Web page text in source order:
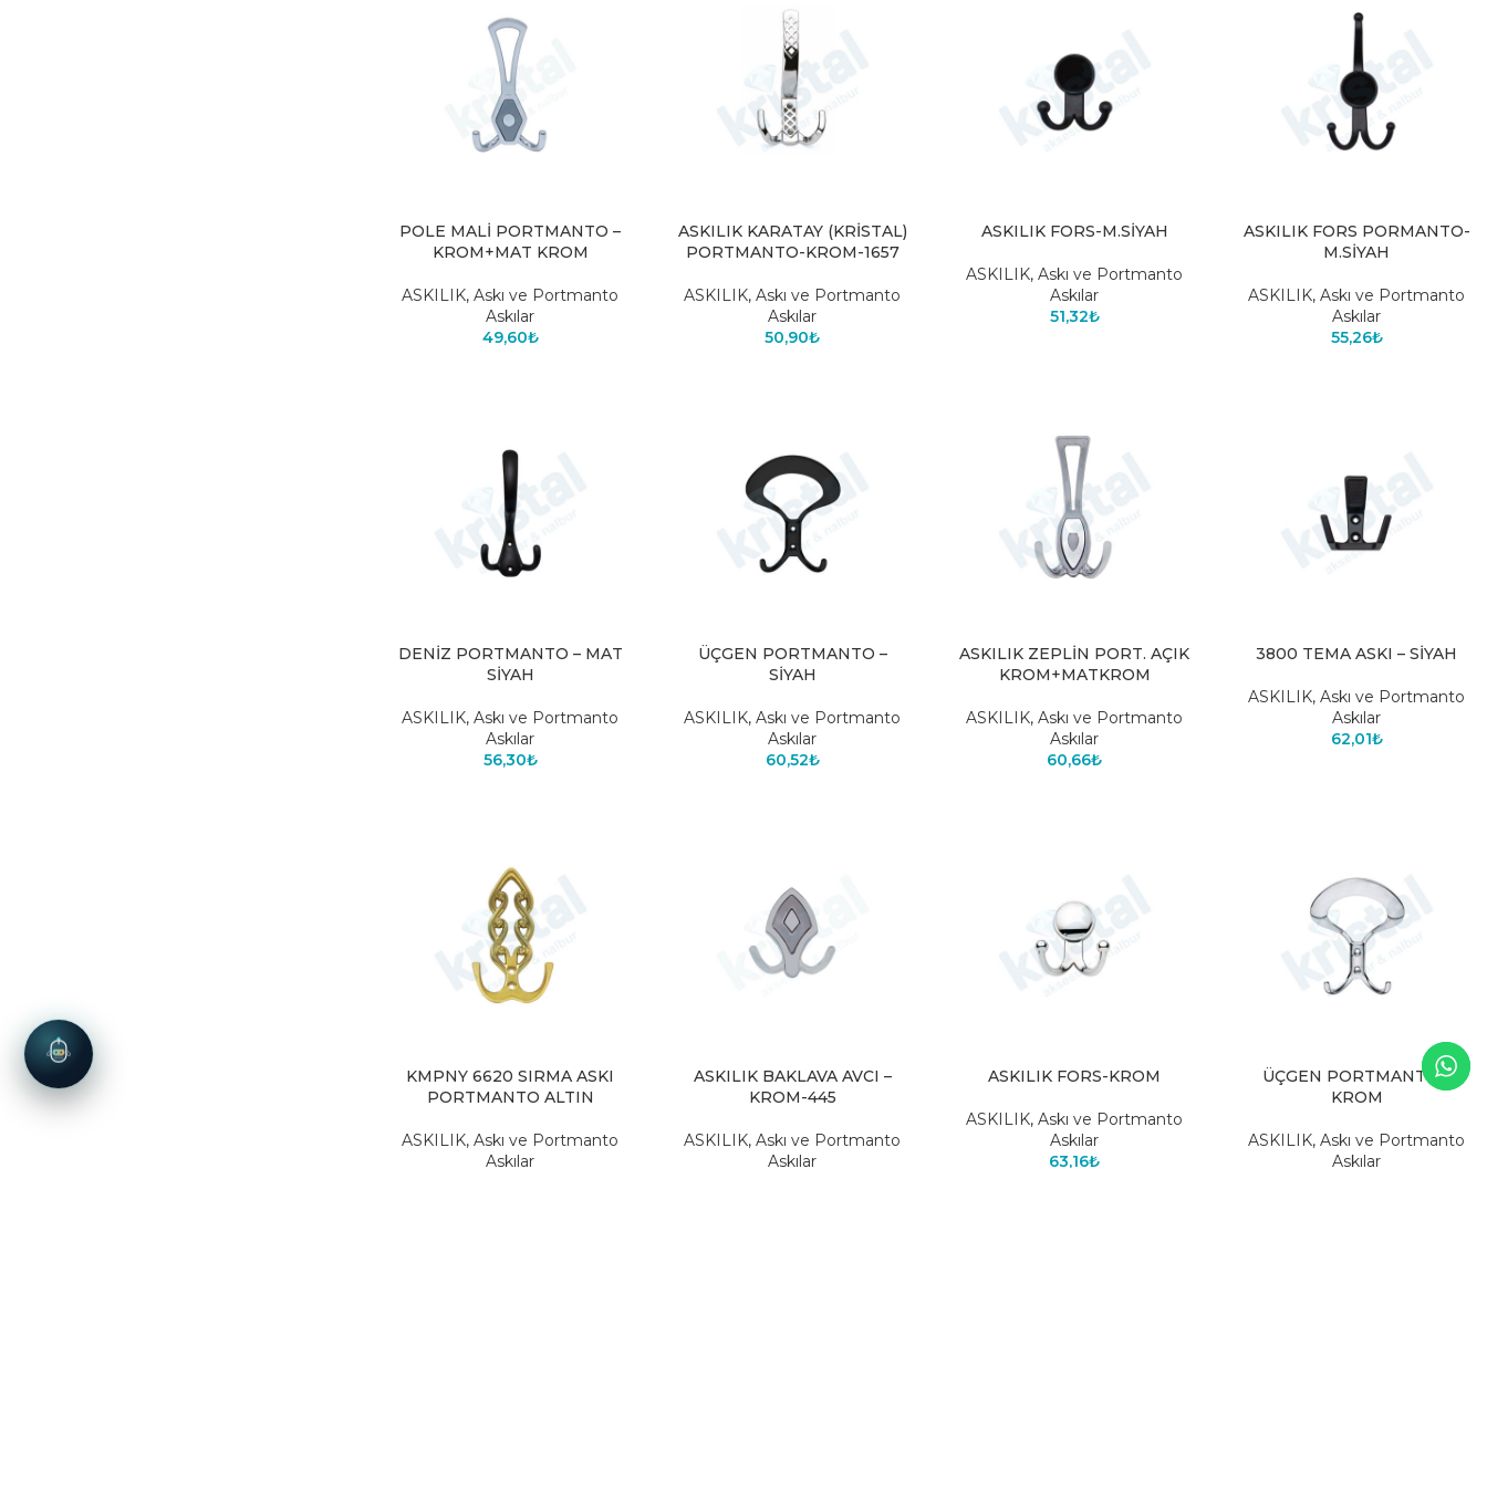
POLE MALİ PORTMANTO –
KROM+MAT KROM
ASKILIK,Askı ve Portmanto
Askılar
49,60₺
ASKILIK KARATAY (KRİSTAL)
PORTMANTO-KROM-1657
ASKILIK,Askı ve Portmanto
Askılar
50,90₺
ASKILIK FORS-M.SİYAH
ASKILIK,Askı ve Portmanto
Askılar
51,32₺
ASKILIK FORS PORMANTO-
M.SİYAH
ASKILIK,Askı ve Portmanto
Askılar
55,26₺
DENİZ PORTMANTO – MAT
SİYAH
ASKILIK,Askı ve Portmanto
Askılar
56,30₺
ÜÇGEN PORTMANTO –
SİYAH
ASKILIK,Askı ve Portmanto
Askılar
60,52₺
ASKILIK ZEPLİN PORT. AÇIK
KROM+MATKROM
ASKILIK,Askı ve Portmanto
Askılar
60,66₺
3800 TEMA ASKI – SİYAH
ASKILIK,Askı ve Portmanto
Askılar
62,01₺
KMPNY 6620 SIRMA ASKI
PORTMANTO ALTIN
ASKILIK,Askı ve Portmanto
Askılar
ASKILIK BAKLAVA AVCI –
KROM-445
ASKILIK,Askı ve Portmanto
Askılar
ASKILIK FORS-KROM
ASKILIK,Askı ve Portmanto
Askılar
63,16₺
ÜÇGEN PORTMANTO –
KROM
ASKILIK,Askı ve Portmanto
Askılar